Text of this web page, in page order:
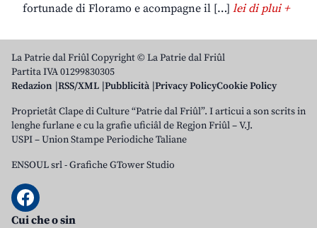
fortunade di Floramo e acompagne il […] lei di plui +
La Patrie dal Friûl Copyright © La Patrie dal Friûl
Partita IVA 01299830305
Redazion RSS/XML Pubblicità Privacy PolicyCookie Policy
Proprietât Clape di Culture “Patrie dal Friûl”. I articui a son scrits in
lenghe furlane e cu la grafie uficiâl de Regjon Friûl – V.J.
USPI – Union Stampe Periodiche Taliane
ENSOUL srl-Grafiche GTower Studio
Cui che o sin